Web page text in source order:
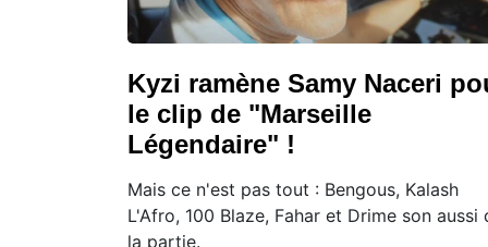
Kyzi ramène Samy Naceri
le clip de "Marseille
Légendaire" !
Mais ce n'est pas tout : Bengous, Kalash
L'Afro, 100 Blaze, Fahar et Drime son aussi
la partie.